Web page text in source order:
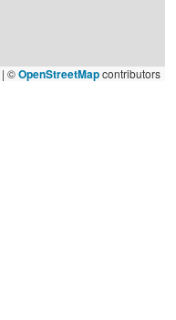
| ©OpenStreetMapcontributors